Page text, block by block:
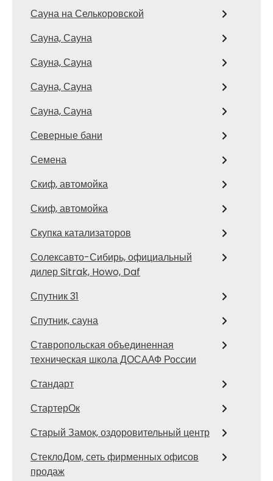
Сауна на Селькоровской
Сауна, Сауна
Сауна, Сауна
Сауна, Сауна
Сауна, Сауна
Северные бани
Семена
Скиф, автомойка
Скиф, автомойка
Скупка катализаторов
Солексавто-Сибирь, официальный
дилер Sitrak, Howo, Daf
Спутник 31
Спутник, сауна
Ставропольская объединенная
техническая школа ДОСААФ России
Стандарт
СтартерОк
Старый Замок, оздоровительный центр
СтеклоДом, сеть фирменных офисов
продаж